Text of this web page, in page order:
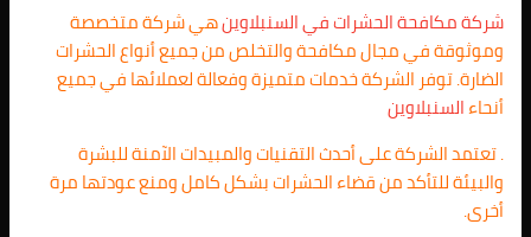
شركة مكافحة الحشرات فيالسنبلاوينهي شركة متخصصة
وموثوقة في مجال مكافحة والتخلص من جميع أنواع الحشرات
الضارة. توفر الشركة خدمات متميزة وفعالة لعملائها في جميع
أنحاءالسنبلاوين
. تعتمد الشركة على أحدث التقنيات والمبيدات الآمنة للبشرة
والبيئة للتأكد من قضاء الحشرات بشكل كامل ومنع عودتها مرة
أخرى.